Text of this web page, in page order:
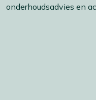
onderhoudsadvies en